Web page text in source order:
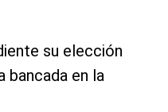
su elección
bancada en la